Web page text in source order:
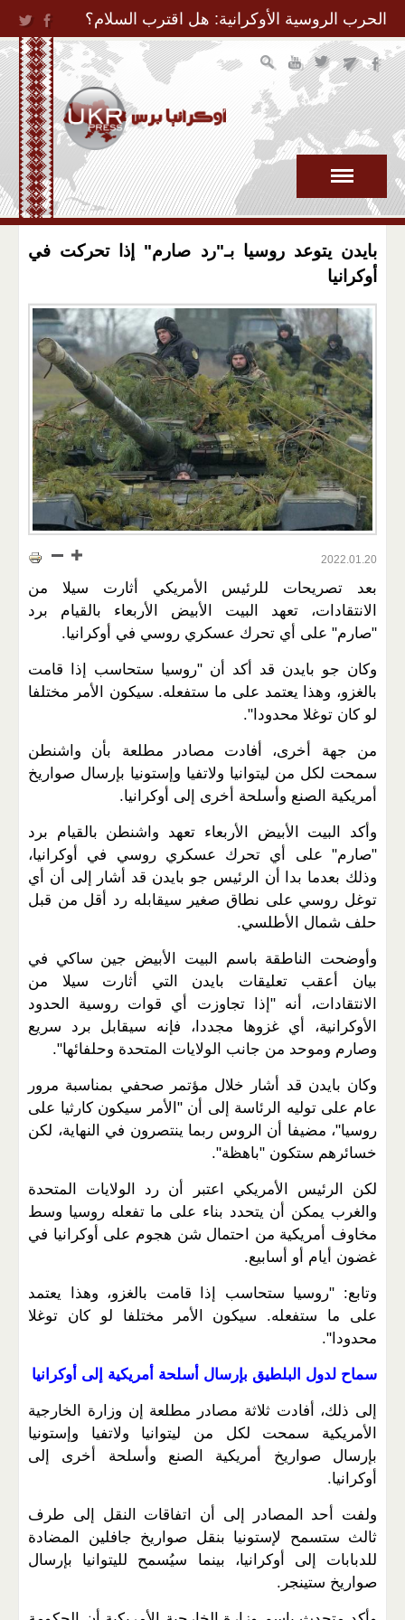
Jump to Navigation
الحرب الروسية الأوكرانية: هل اقترب السلام؟
بايدن يتوعد روسيا بـ"رد صارم" إذا تحركت في
أوكرانيا
2022.01.20
بعد تصريحات للرئيس الأمريكي أثارت سيلا من
الانتقادات، تعهد البيت الأبيض الأربعاء بالقيام برد
"صارم" على أي تحرك عسكري روسي في أوكرانيا.
وكان جو بايدن قد أكد أن "روسيا ستحاسب إذا قامت
بالغزو، وهذا يعتمد على ما ستفعله. سيكون الأمر مختلفا
لو كان توغلا محدودا".
من جهة أخرى، أفادت مصادر مطلعة بأن واشنطن
سمحت لكل من ليتوانيا ولاتفيا وإستونيا بإرسال صواريخ
أمريكية الصنع وأسلحة أخرى إلى أوكرانيا.
وأكد البيت الأبيض الأربعاء تعهد واشنطن بالقيام برد
"صارم" على أي تحرك عسكري روسي في أوكرانيا،
وذلك بعدما بدا أن الرئيس جو بايدن قد أشار إلى أن أي
توغل روسي على نطاق صغير سيقابله رد أقل من قبل
حلف شمال الأطلسي.
وأوضحت الناطقة باسم البيت الأبيض جين ساكي في
بيان أعقب تعليقات بايدن التي أثارت سيلا من
الانتقادات، أنه "إذا تجاوزت أي قوات روسية الحدود
الأوكرانية، أي غزوها مجددا، فإنه سيقابل برد سريع
وصارم وموحد من جانب الولايات المتحدة وحلفائها".
وكان بايدن قد أشار خلال مؤتمر صحفي بمناسبة مرور
عام على توليه الرئاسة إلى أن "الأمر سيكون كارثيا على
روسيا"، مضيفا أن الروس ربما ينتصرون في النهاية، لكن
خسائرهم ستكون "باهظة".
لكن الرئيس الأمريكي اعتبر أن رد الولايات المتحدة
والغرب يمكن أن يتحدد بناء على ما تفعله روسيا وسط
مخاوف أمريكية من احتمال شن هجوم على أوكرانيا في
غضون أيام أو أسابيع.
وتابع: "روسيا ستحاسب إذا قامت بالغزو، وهذا يعتمد
على ما ستفعله. سيكون الأمر مختلفا لو كان توغلا
محدودا".
سماح لدول البلطيق بإرسال أسلحة أمريكية إلى أوكرانيا
إلى ذلك، أفادت ثلاثة مصادر مطلعة إن وزارة الخارجية
الأمريكية سمحت لكل من ليتوانيا ولاتفيا وإستونيا
بإرسال صواريخ أمريكية الصنع وأسلحة أخرى إلى
أوكرانيا.
ولفت أحد المصادر إلى أن اتفاقات النقل إلى طرف
ثالث ستسمح لإستونيا بنقل صواريخ جافلين المضادة
للدبابات إلى أوكرانيا، بينما سيُسمح لليتوانيا بإرسال
صواريخ ستينجر.